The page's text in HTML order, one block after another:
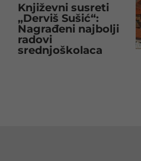
Književni susreti
„Derviš Sušić“:
Nagrađeni najbolji
radovi
srednjoškolaca